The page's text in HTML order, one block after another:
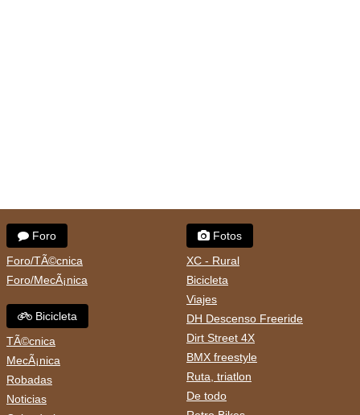
Foro
Foro/TÃ©cnica
Foro/MecÃ¡nica
Bicicleta
TÃ©cnica
MecÃ¡nica
Robadas
Noticias
Fotos
XC - Rural
Bicicleta
Viajes
DH Descenso Freeride
Dirt Street 4X
BMX freestyle
Ruta, triatlon
De todo